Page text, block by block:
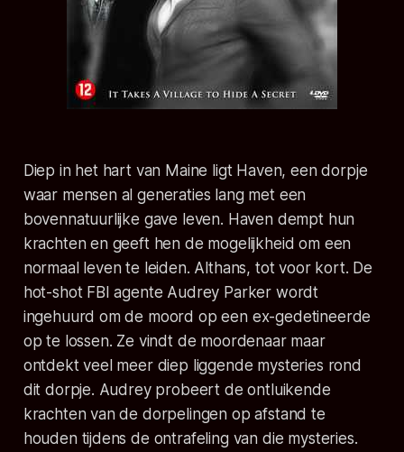
Diep in het hart van Maine ligt Haven, een dorpje
waar mensen al generaties lang met een
bovennatuurlijke gave leven. Haven dempt hun
krachten en geeft hen de mogelijkheid om een
normaal leven te leiden. Althans, tot voor kort. De
hot-shot FBI agente Audrey Parker wordt
ingehuurd om de moord op een ex-gedetineerde
op te lossen. Ze vindt de moordenaar maar
ontdekt veel meer diep liggende mysteries rond
dit dorpje. Audrey probeert de ontluikende
krachten van de dorpelingen op afstand te
houden tijdens de ontrafeling van die mysteries.